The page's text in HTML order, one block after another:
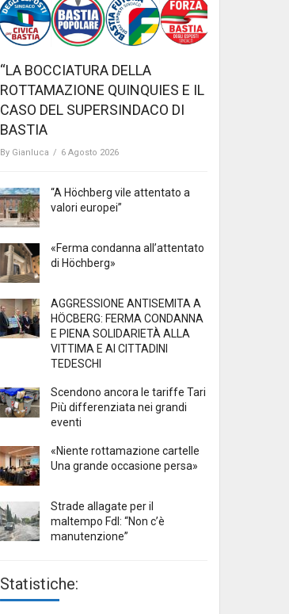
“LA BOCCIATURA DELLA
ROTTAMAZIONE QUINQUIES E IL
CASO DEL SUPERSINDACO DI
BASTIA
By Gianluca / 6 Agosto 2026
“A Höchberg vile attentato a
valori europei”
«Ferma condanna all’attentato
di Höchberg»
AGGRESSIONE ANTISEMITA A
HÖCBERG: FERMA CONDANNA
E PIENA SOLIDARIETÀ ALLA
VITTIMA E AI CITTADINI
TEDESCHI
Scendono ancora le tariffe Tari
Più differenziata nei grandi
eventi
«Niente rottamazione cartelle
Una grande occasione persa»
Strade allagate per il
maltempo FdI: “Non c’è
manutenzione”
Statistiche: